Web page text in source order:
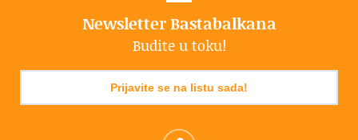
Newsletter Bastabalkana
Budite u toku!
Prijavite se na listu sada!